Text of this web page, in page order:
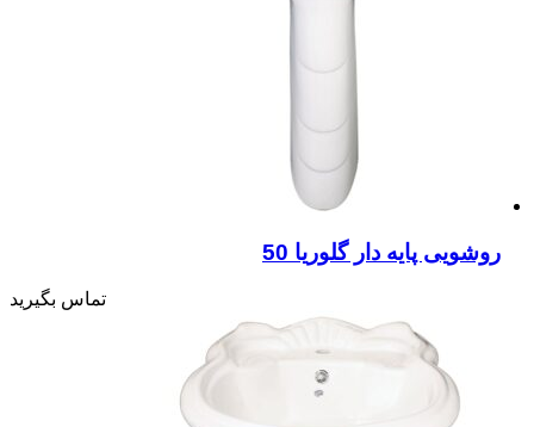
روشویی پایه دار گلوریا 50
تماس بگیرید